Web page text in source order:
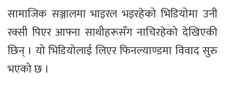
सामाजिक सञ्जालमा भाइरल भइरहेको भिडियोमा उनी
रक्सी पिएर आफ्ना साथीहरूसँग नाचिरहेको देखिएकी
छिन् । यो भिडियोलाई लिएर फिनल्याण्डमा विवाद सुरु
भएको छ ।